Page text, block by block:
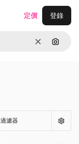
清除 通過圖
定價 登錄
過濾器